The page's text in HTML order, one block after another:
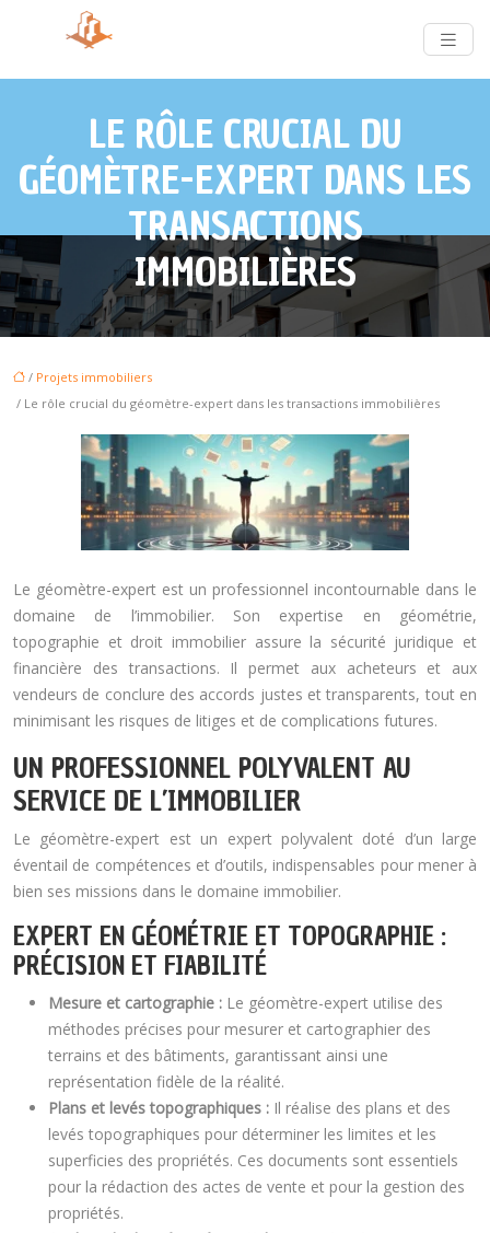
LE RÔLE CRUCIAL DU
GÉOMÈTRE-EXPERT DANS LES
TRANSACTIONS
IMMOBILIÈRES
/ Projets immobiliers
/ Le rôle crucial du géomètre-expert dans les transactions immobilières
Le géomètre-expert est un professionnel incontournable dans le
domaine de l’immobilier. Son expertise en géométrie,
topographie et droit immobilier assure la sécurité juridique et
financière des transactions. Il permet aux acheteurs et aux
vendeurs de conclure des accords justes et transparents, tout en
minimisant les risques de litiges et de complications futures.
UN PROFESSIONNEL POLYVALENT AU
SERVICE DE L’IMMOBILIER
Le géomètre-expert est un expert polyvalent doté d’un large
éventail de compétences et d’outils, indispensables pour mener à
bien ses missions dans le domaine immobilier.
EXPERT EN GÉOMÉTRIE ET TOPOGRAPHIE :
PRÉCISION ET FIABILITÉ
Mesure et cartographie : Le géomètre-expert utilise des
méthodes précises pour mesurer et cartographier des
terrains et des bâtiments, garantissant ainsi une
représentation fidèle de la réalité.
Plans et levés topographiques : Il réalise des plans et des
levés topographiques pour déterminer les limites et les
superficies des propriétés. Ces documents sont essentiels
pour la rédaction des actes de vente et pour la gestion des
propriétés.